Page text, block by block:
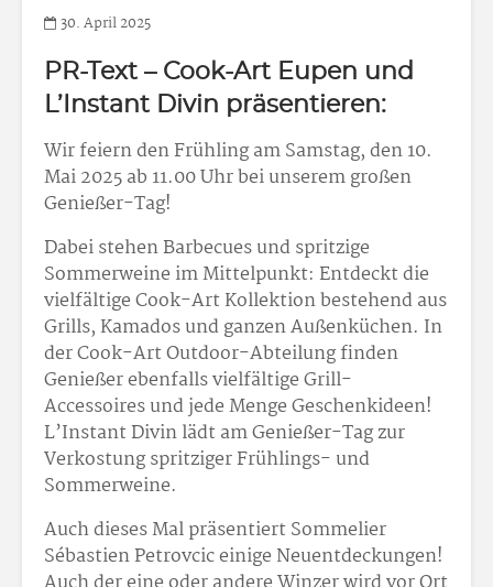
30. April 2025
PR-Text – Cook-Art Eupen und
L’Instant Divin präsentieren:
Wir feiern den Frühling am Samstag, den 10.
Mai 2025 ab 11.00 Uhr bei unserem großen
Genießer-Tag!
Dabei stehen Barbecues und spritzige
Sommerweine im Mittelpunkt: Entdeckt die
vielfältige Cook-Art Kollektion bestehend aus
Grills, Kamados und ganzen Außenküchen. In
der Cook-Art Outdoor-Abteilung finden
Genießer ebenfalls vielfältige Grill-
Accessoires und jede Menge Geschenkideen!
L’Instant Divin lädt am Genießer-Tag zur
Verkostung spritziger Frühlings- und
Sommerweine.
Auch dieses Mal präsentiert Sommelier
Sébastien Petrovcic einige Neuentdeckungen!